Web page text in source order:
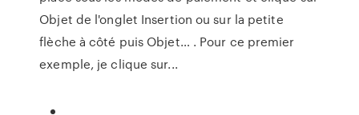
Objet de l'onglet Insertion ou sur la petite
flèche à côté puis Objet… . Pour ce premier
exemple, je clique sur...